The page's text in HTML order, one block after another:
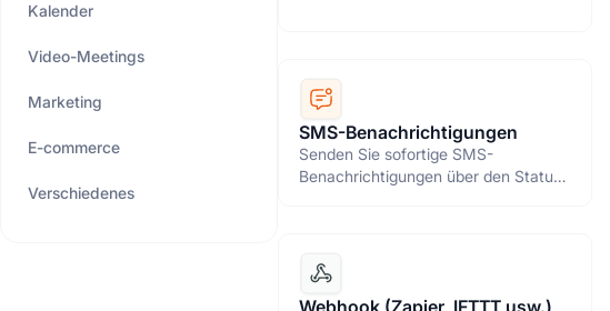
Kalender
Video-Meetings
Marketing
E-commerce
Verschiedenes
SMS-Benachrichtigungen
Senden Sie sofortige SMS-
Benachrichtigungen über den Status